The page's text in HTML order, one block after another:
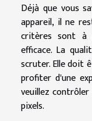
Déjà que vous
appareil, il ne
critères sont à
efficace. La
scruter. Elle doit
profiter d'une
veuillez
pixels.